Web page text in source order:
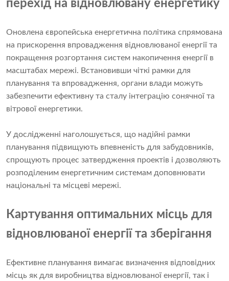
перехід на відновлювану енергетику
Оновлена ​​європейська енергетична політика спрямована
на прискорення впровадження відновлюваної енергії та
покращення розгортання систем накопичення енергії в
масштабах мережі. Встановивши чіткі рамки для
планування та впровадження, органи влади можуть
забезпечити ефективну та сталу інтеграцію сонячної та
вітрової енергетики.
У дослідженні наголошується, що надійні рамки
планування підвищують впевненість для забудовників,
спрощують процес затвердження проектів і дозволяють
розподіленим енергетичним системам доповнювати
національні та місцеві мережі.
Картування оптимальних місць для
відновлюваної енергії та зберігання
Ефективне планування вимагає визначення відповідних
місць як для виробництва відновлюваної енергії, так і